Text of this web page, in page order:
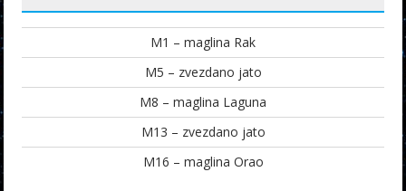
M1 – maglina Rak
M5 – zvezdano jato
M8 – maglina Laguna
M13 – zvezdano jato
M16 – maglina Orao